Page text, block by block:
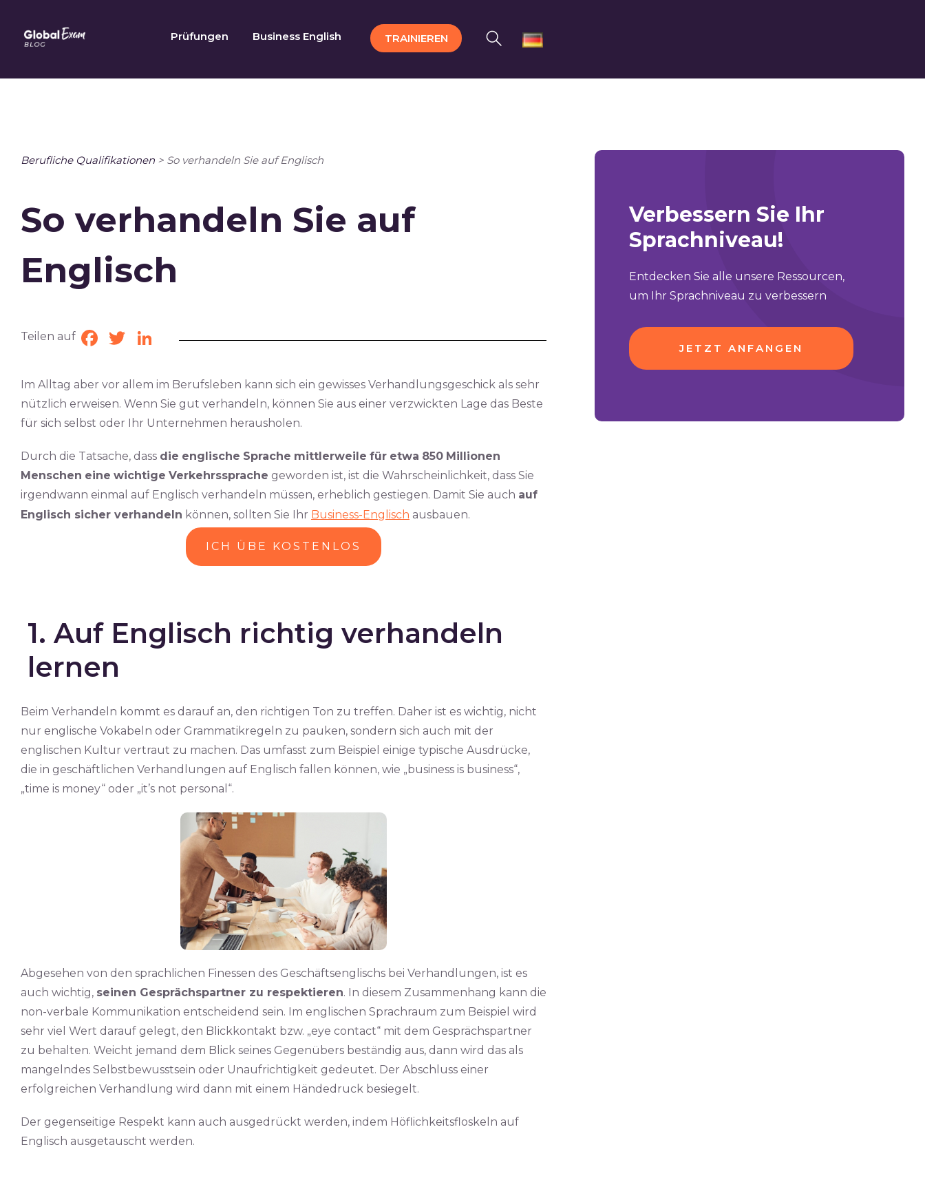
content
Prüfungen Business English TRAINIEREN
Berufliche Qualifikationen > So verhandeln Sie auf Englisch
So verhandeln Sie auf
Englisch
Teilen auf Facebook
TwitterLinkedIn
Im Alltag aber vor allem im Berufsleben kann sich ein gewisses Verhandlungsgeschick als sehr
nützlich erweisen. Wenn Sie gut verhandeln, können Sie aus einer verzwickten Lage das Beste
für sich selbst oder Ihr Unternehmen herausholen.
Durch die Tatsache, dass die englische Sprache mittlerweile für etwa 850 Millionen
Menschen eine wichtige Verkehrssprache geworden ist, ist die Wahrscheinlichkeit, dass Sie
irgendwann einmal auf Englisch verhandeln müssen, erheblich gestiegen. Damit Sie auch auf
Englisch sicher verhandeln können, sollten Sie Ihr Business-Englisch ausbauen.
ICH ÜBE KOSTENLOS
1. Auf Englisch richtig verhandeln
lernen
Beim Verhandeln kommt es darauf an, den richtigen Ton zu treffen. Daher ist es wichtig, nicht
nur englische Vokabeln oder Grammatikregeln zu pauken, sondern sich auch mit der
englischen Kultur vertraut zu machen. Das umfasst zum Beispiel einige typische Ausdrücke,
die in geschäftlichen Verhandlungen auf Englisch fallen können, wie „business is business“,
„time is money“ oder „it’s not personal“.
Abgesehen von den sprachlichen Finessen des Geschäftsenglischs bei Verhandlungen, ist es
auch wichtig, seinen Gesprächspartner zu respektieren. In diesem Zusammenhang kann die
non-verbale Kommunikation entscheidend sein. Im englischen Sprachraum zum Beispiel wird
sehr viel Wert darauf gelegt, den Blickkontakt bzw. „eye contact“ mit dem Gesprächspartner
zu behalten. Weicht jemand dem Blick seines Gegenübers beständig aus, dann wird das als
mangelndes Selbstbewusstsein oder Unaufrichtigkeit gedeutet. Der Abschluss einer
erfolgreichen Verhandlung wird dann mit einem Händedruck besiegelt.
Der gegenseitige Respekt kann auch ausgedrückt werden, indem Höflichkeitsfloskeln auf
Englisch ausgetauscht werden.
Verbessern Sie Ihr
Sprachniveau!
Entdecken Sie alle unsere Ressourcen,
um Ihr Sprachniveau zu verbessern
JETZT ANFANGEN